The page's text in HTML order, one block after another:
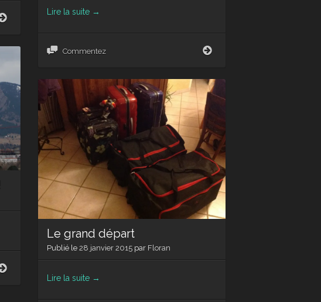
Lire la suite →
Commentez
Le grand départ
Publié le28 janvier 2015 par Floran
Lire la suite →